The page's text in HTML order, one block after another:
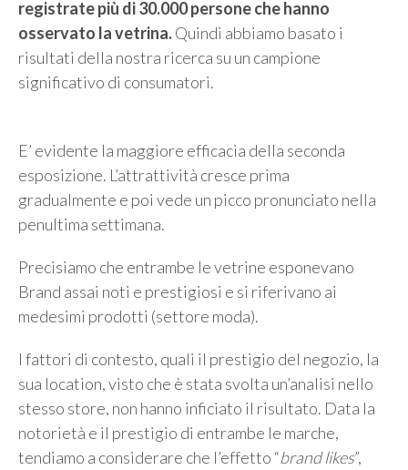
registrate più di 30.000 persone che hanno
osservato la vetrina.Quindi abbiamo basato i
risultati della nostra ricerca su un campione
significativo di consumatori.
E’ evidente la maggiore efficacia della seconda
esposizione. L’attrattività cresce prima
gradualmente e poi vede un picco pronunciato nella
penultima settimana.
Precisiamo che entrambe le vetrine esponevano
Brand assai noti e prestigiosi e si riferivano ai
medesimi prodotti (settore moda).
I fattori di contesto, quali il prestigio del negozio, la
sua location, visto che è stata svolta un’analisi nello
stesso store, non hanno inficiato il risultato. Data la
notorietà e il prestigio di entrambe le marche,
tendiamo a considerare che l’effetto “brand likes”,